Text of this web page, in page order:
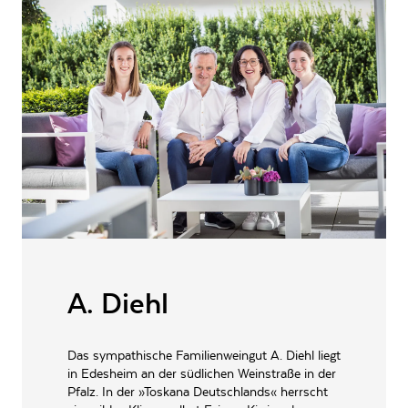
feinsäuerlichen Äpfeln. Weiche und aromatische Nuancen von
Birnenkompott ergänzen das Bukett. Am Gaumen ist der Brand sehr
sanftmütig und klar. Er zeigt zudem würzige Komponenten, eine
angenehme Fruchtsäure und einen herben, von der Birnenfrucht getragenen
Abgang.
VERSCHLUSSART Schraubverschluss
ALLERGENE / INHALTSSTOFFE keine
PRODUKTTYP Obstbrand
INHALT (LITER) 1.0 l
PRODUZENT / ABFÜLLER / HERSTELLER
Wein- und Sektgut-
Destillerie Diehl,
Eisenbahnstr. 3a 67483
Edesheim
EAN 4262508481330
A. Diehl
Das sympathische Familienweingut A. Diehl liegt
in Edesheim an der südlichen Weinstraße in der
Pfalz. In der »Toskana Deutschlands« herrscht